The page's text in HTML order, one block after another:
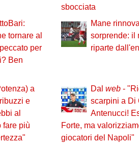
sbocciata
tornare al
per
Ben
Mane
sorprende: il
riparte
a
e
al
fare più
Dal web-
scarpini a Di
Antenucci!
Forte, ma
giocatori del Napoli"